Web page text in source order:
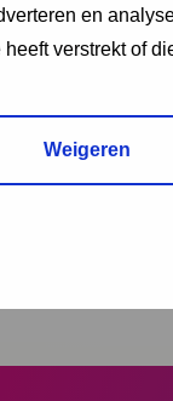
en
verstrekt of
Weigeren
afhandeling
uit klachten